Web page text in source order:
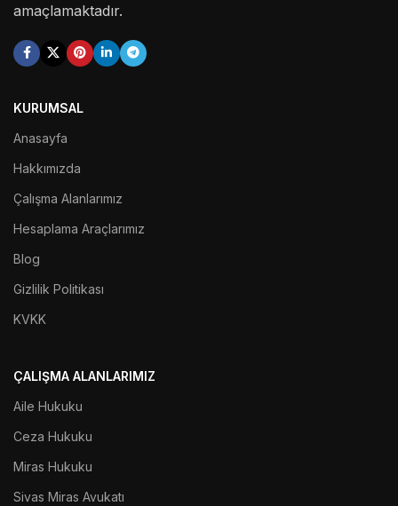
amaçlamaktadır.
KURUMSAL
Anasayfa
Hakkımızda
Çalışma Alanlarımız
Hesaplama Araçlarımız
Blog
Gizlilik Politikası
KVKK
ÇALIŞMA ALANLARIMIZ
Aile Hukuku
Ceza Hukuku
Miras Hukuku
Sivas Miras Avukatı